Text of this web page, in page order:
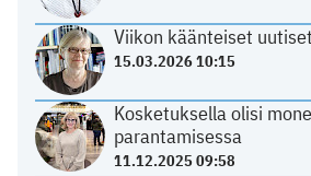
Viikon käänteiset uutiset
15.03.2026 10:15
Kosketuksella olisi
parantamisessa
11.12.2025 09:58